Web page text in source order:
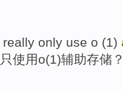
really only use o (1)
只使用o(1)辅助存储